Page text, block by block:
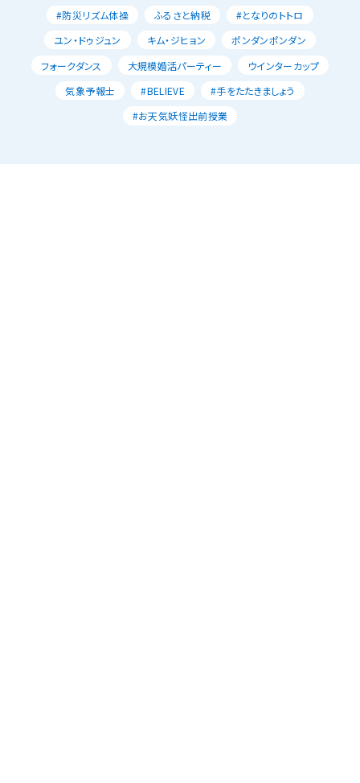
#防災リズム体操
ふるさと納税
#となりのトトロ
ユン・ドゥジュン
キム・ジヒョン
ポンダンポンダン
フォークダンス
大規模婚活パーティー
ウインターカップ
気象予報士
#BELIEVE
#手をたたきましょう
#お天気妖怪出前授業